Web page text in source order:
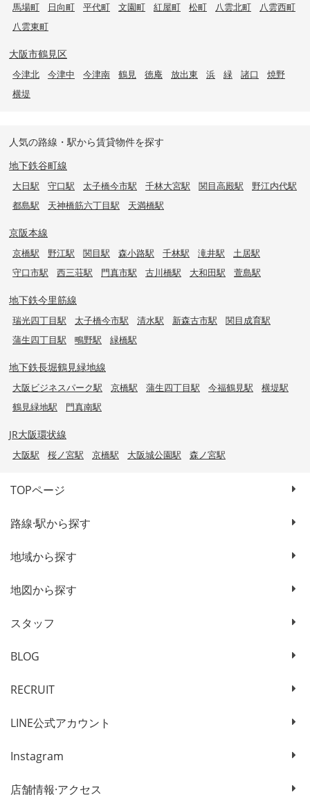
馬場町
日向町 平代町 文園町 紅屋町 松町 八雲北町
八雲西町
八雲東町
大阪市鶴見区
今津北 今津中 今津南 鶴見 徳庵 放出東 浜 緑 諸口
焼野
横堤
人気の路線・駅から賃貸物件を探す
地下鉄谷町線
大日駅 守口駅 太子橋今市駅 千林大宮駅 関目高殿駅
野江内代駅
都島駅
天神橋筋六丁目駅 天満橋駅
京阪本線
京橋駅 野江駅 関目駅 森小路駅 千林駅 滝井駅
土居駅
守口市駅
西三荘駅 門真市駅 古川橋駅 大和田駅 萱島駅
地下鉄今里筋線
瑞光四丁目駅 太子橋今市駅 清水駅 新森古市駅
関目成育駅
蒲生四丁目駅
鴫野駅 緑橋駅
地下鉄長堀鶴見緑地線
大阪ビジネスパーク駅 京橋駅 蒲生四丁目駅 今福鶴見駅
横堤駅
鶴見緑地駅
門真南駅
JR大阪環状線
大阪駅 桜ノ宮駅 京橋駅 大阪城公園駅 森ノ宮駅
TOPページ
路線·駅から探す
地域から探す
地図から探す
スタッフ
BLOG
RECRUIT
LINE公式アカウント
Instagram
店舗情報·アクセス